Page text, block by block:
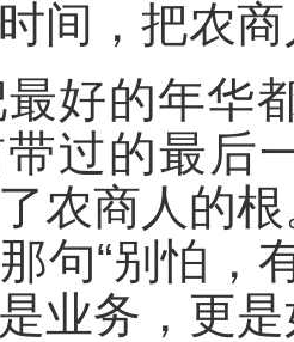
间，把农
好的年华
过的最后
农商人的
句“别怕
业务，更